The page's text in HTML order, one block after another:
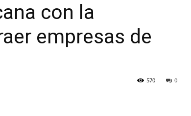
con la
empresas de
0
570